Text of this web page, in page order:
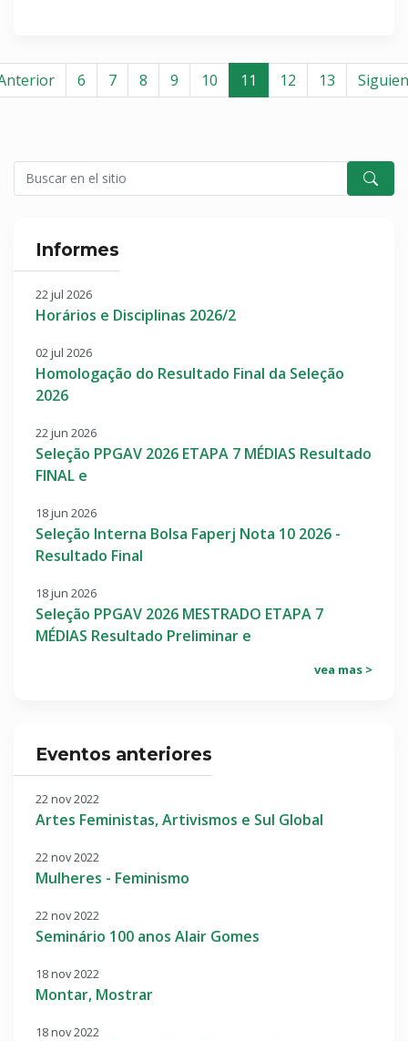
6 7 8 9 10 11 12 13
Informes
22 jul 2026
Horários e Disciplinas 2026/2
02 jul 2026
Homologação do Resultado Final da Seleção
2026
22 jun 2026
Seleção PPGAV 2026 ETAPA 7 MÉDIAS Resultado
FINAL e
18 jun 2026
Seleção Interna Bolsa Faperj Nota 10 2026 -
Resultado Final
18 jun 2026
Seleção PPGAV 2026 MESTRADO ETAPA 7
MÉDIAS Resultado Preliminar e
vea mas >
Eventos anteriores
22 nov 2022
Artes Feministas, Artivismos e Sul Global
22 nov 2022
Mulheres - Feminismo
22 nov 2022
Seminário 100 anos Alair Gomes
18 nov 2022
Montar, Mostrar
18 nov 2022